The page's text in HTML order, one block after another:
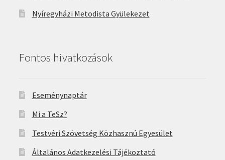
Nyíregyházi Metodista Gyülekezet
Fontos hivatkozások
Eseménynaptár
Mi a TeSz?
Testvéri Szövetség Közhasznú Egyesület
Általános Adatkezelési Tájékoztató